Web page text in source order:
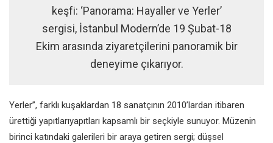
keşfi: ‘Panorama: Hayaller ve Yerler’
sergisi, İstanbul Modern’de 19 Şubat-18
Ekim arasında ziyaretçilerini panoramik bir
deneyime çıkarıyor.
Yerler”, farklı kuşaklardan 18 sanatçının 2010’lardan itibaren
ürettiği yapıtlarıyapıtları kapsamlı bir seçkiyle sunuyor. Müzenin
birinci katındaki galerileri bir araya getiren sergi; düşsel